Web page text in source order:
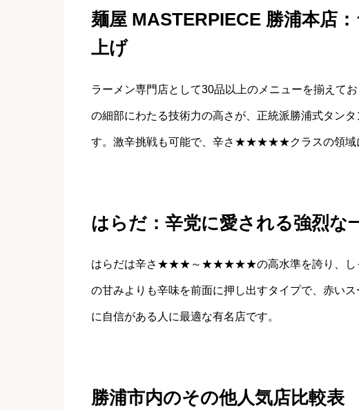
麺屋 MASTERPIECE 勝浦本店
上げ
ラーメン専門店として30品以上のメニューを揃えて
の細部にわたる技術力の高さが、正統派勝浦式タン
す。激辛挑戦も可能で、辛さ★★★★★クラスの領域
はらだ：辛党に愛される強烈な
はらだは辛さ★★★～★★★★★の高水準を誇り、しっ
の甘みよりも辛味を前面に押し出すタイプで、赤い
に自信がある人に最適な有名店です。
勝浦市内のその他人気店比較表